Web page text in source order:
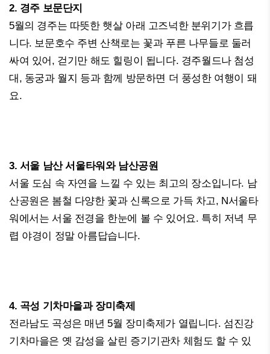
2. 경주 보문단지
5월의 경주는 따뜻한 햇살 아래 고즈넉한 분위기가 흐릅
니다. 보문호수 주변 산책로는 꽃과 푸른 나무들로 둘러
싸여 있어, 걷기만 해도 힐링이 됩니다. 경주월드나 첨성
대, 동궁과 월지 등과 함께 방문하면 더 풍성한 여행이 돼
요.
3. 서울 남산 서울타워와 남산공원
서울 도심 속 자연을 느낄 수 있는 최고의 장소입니다. 남
산공원은 봄철 다양한 꽃과 신록으로 가득 차고, N서울타
워에서는 서울 전경을 한눈에 볼 수 있어요. 특히 저녁 무
렵 야경이 정말 아름답습니다.
4. 곡성 기차마을과 장미축제
전라남도 곡성은 매년 5월 장미축제가 열립니다. 섬진강
기차마을은 옛 감성을 살린 증기기관차 체험도 할 수 있